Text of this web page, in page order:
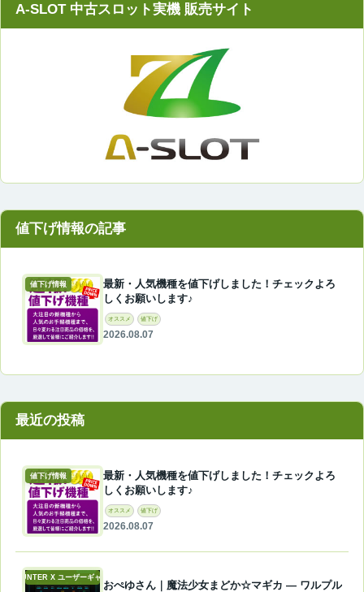
A-SLOT 中古スロット実機 販売サイト
値下げ情報
最新・人気機種を値下げしました！チェックよろ
しくお願いします♪
オススメ 値下げ
2026.08.07
最近の投稿
値下げ情報
最新・人気機種を値下げしました！チェックよろ
しくお願いします♪
オススメ 値下げ
2026.08.07
A-COUNTER X ユーザーギャラリー
おぺゆさん｜魔法少女まどか☆マギカ ― ワルプル